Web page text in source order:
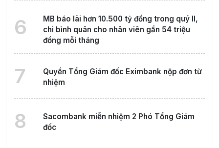
6
MB báo lãi hơn 10.500 tỷ đồng trong quý II,
chi bình quân cho nhân viên gần 54 triệu
đồng mỗi tháng
7
Quyền Tổng Giám đốc Eximbank nộp đơn từ
nhiệm
8
Sacombank miễn nhiệm 2 Phó Tổng Giám
đốc